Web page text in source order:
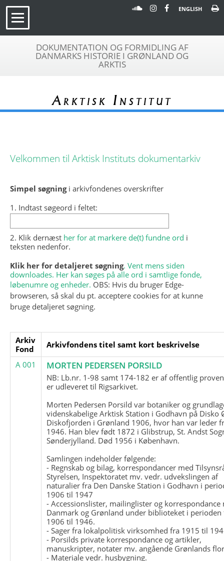
ENGLISH
DOKUMENTATION OG FORMIDLING AF
DANMARKS HISTORIE I GRØNLAND OG
ARKTIS
Arktisk Institut
Velkommen til Arktisk Instituts dokumentarkiv
Simpel søgningi arkivfondenes overskrifter
1. Indtast søgeord i feltet:
2. Klik dernæst her for at markere de(t) fundne ord i
teksten nedenfor.
Klik her for detaljeret søgning. Vent mens siden
downloades. Her kan søges på alle ord i samtlige fonde,
løbenumre og enheder. OBS: Hvis du bruger Edge-
browseren, så skal du pt. acceptere cookies for at kunne
bruge detaljeret søgning.
Arkiv
Fond
Arkivfondens titel samt kort beskrivelse
A 001
MORTEN PEDERSEN PORSILD
NB: Lb.nr. 1-98 samt 174-182 er af offentlig
er udleveret til Rigsarkivet.
Morten Pedersen Porsild var botaniker og
videnskabelige Arktisk Station i Godhavn på Disko
Diskofjorden i Grønland 1906, hvor han var leder
1946. Han blev født 1872 i Glibstrup, St. Andst
Sønderjylland. Død 1956 i København.
Samlingen indeholder følgende:
- Regnskab og bilag, korrespondancer med
Styrelsen, Inspektoratet mv. vedr. udvekslingen af
naturalier fra Den Danske Station i Godhavn i
1906 til 1947
- Accessionslister, mailinglister og korrespondance
Danmark og Grønland under biblioteket i perioden
1906 til 1946.
- Sager fra lokalpolitisk virksomhed fra 1915 til
- Porsilds private korrespondance og artikler,
manuskripter, notater mv. angående Grønlands
- Materiale vedr. husbygning.